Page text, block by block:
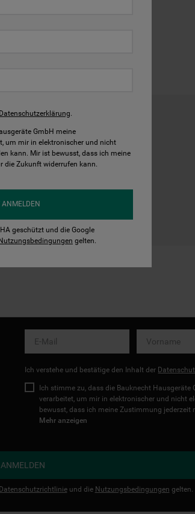
Kontakt
Ich verstehe und bestätige den Inhalt der
Ich stimme zu, dass die Bauknecht Hausgeräte
verarbeitet, um mir in elektronischer und nicht
bewusst, dass ich meine Zustimmung
Mehr anzeigen
Datenschutzrichtlinieund die Nutzungsbedingungen gelten.
Datenschutzerklärung.
GmbH meine
um mir in elektronischer und nicht
kann. Mir ist bewusst, dass ich meine
die Zukunft widerrufen kann.
geschützt und die Google
gelten.